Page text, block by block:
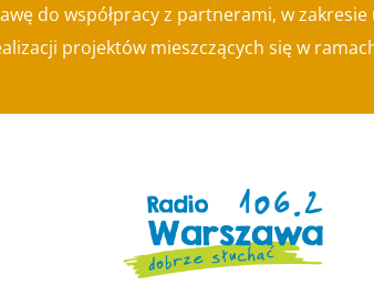
do współpracy z partnerami, w zakresie
projektów mieszczących się w